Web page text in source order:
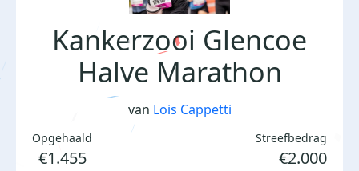
Kankerzooi Glencoe
Halve Marathon
van Lois Cappetti
Opgehaald
€1.455
Streefbedrag
€2.000